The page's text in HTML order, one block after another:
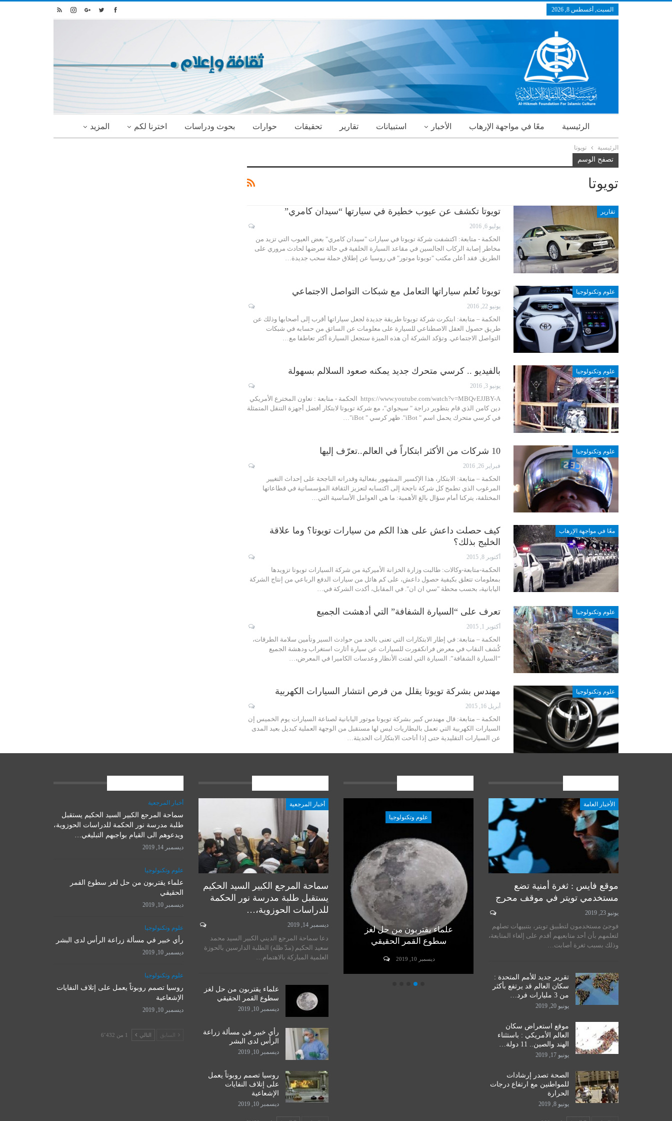
السبت, أغسطس 8, 2026
الرئيسية معًا في مواجهة الإرهاب الأخبار استبيانات تقارير تحقيقات حوارات بحوث ودراسات اخترنا لكم المزيد
الرئيسية تويوتا
تصفح الوسم
تويوتا
تقارير تويوتا تكشف عن عيوب خطيرة في سيارتها “سيدان كامري”
يوليو 6, 2016
الحكمة - متابعة: اكتشفت شركة تويوتا في سيارات "سيدان كامري" بعض العيوب التي تزيد من
مخاطر إصابة الركاب الجالسين في مقاعد السيارة الخلفية في حالة تعرضها لحادث مروري على
الطريق. فقد أعلن مكتب "تويوتا موتور" في روسيا عن إطلاق حملة سحب جديدة…
علوم وتكنولوجيا تويوتا تُعلم سياراتها التعامل مع شبكات التواصل الاجتماعي
يونيو 22, 2016
الحكمة – متابعة: ابتكرت شركة تويوتا طريقة جديدة لجعل سياراتها أقرب إلى أصحابها وذلك عن
طريق حصول العقل الاصطناعي للسيارة على معلومات عن السائق من حسابه في شبكات
التواصل الاجتماعي. وتؤكد الشركة أن هذه الميزة ستجعل السيارة أكثر تعاطفا مع…
علوم وتكنولوجيا بالفيديو .. كرسي متحرك جديد يمكنه صعود السلالم بسهولة
يونيو 3, 2016
https://www.youtube.com/watch?v=MBQvEJJBY-A الحكمة - متابعة : تعاون المخترع الأمريكي
دين كامن الذي قام بتطوير دراجة " سيجواي"، مع شركة تويوتا لابتكار أفضل أجهزة التنقل المتمثلة
في كرسي متحرك يحمل اسم " iBot". ظهر كرسي " iBot"…
علوم وتكنولوجيا 10 شركات من الأكثر ابتكاراً في العالم..تعرّف إليها
فبراير 26, 2016
الحكمة – متابعة: الابتكار، هذا الإكسير المشهور بفعالية وقدراته الناجحة على إحداث التغيير
المرغوب الذي تطمح كل شركة ناجحة إلى اكتسابه لتعزيز الثقافة المؤسساتية في قطاعاتها
المختلفة، يتركنا أمام سؤال بالغ الأهمية: ما هي العوامل الأساسية التي…
معًا في مواجهة الإرهاب
كيف حصلت داعش على هذا الكم من سيارات تويوتا؟ وما علاقة
الخليج بذلك؟
أكتوبر 8, 2015
الحكمة-متابعة-وكالات: طالبت وزارة الخزانة الأميركية من شركة السيارات تويوتا تزويدها
بمعلومات تتعلق بكيفية حصول داعش، على كم هائل من سيارات الدفع الرباعي من إنتاج الشركة
اليابانية، بحسب محطة "سي ان ان". في المقابل، أكدت الشركة في…
علوم وتكنولوجيا تعرف على “السيارة الشفافة” التي أدهشت الجميع
أكتوبر 1, 2015
الحكمة – متابعة: في إطار الابتكارات التي تعنى بالحد من حوادث السير وتأمين سلامة الطرقات،
كُشف النقاب في معرض فرانكفورت للسيارات عن سيارة أثارت استغراب ودهشة الجميع
“السيارة الشفافة”. السيارة التي لفتت الأنظار وعدسات الكاميرا في المعرض،…
علوم وتكنولوجيا مهندس بشركة تويوتا يقلل من فرص انتشار السيارات الكهربية
أبريل 16, 2015
الحكمة – متابعة: قال مهندس كبير بشركة تويوتا موتور اليابانية لصناعة السيارات يوم الخميس إن
السيارات الكهربية التي تعمل بالبطاريات ليس لها مستقبل من الوجهة العملية كبديل بعيد المدى
عن السيارات التقليدية حتى إذا أتاحت الابتكارات الحديثة…
الأخبار العامة
موقع فايس : ثغرة أمنية تضع
مستخدمي تويتر في موقف محرج
يونيو 23, 2019
فوجئ مستخدمون لتطبيق تويتر، بتنبيهات تصلهم
لتعلمهم بأن أحد متابعيهم أقدم على إلغاء المتابعة،
وذلك بسبب ثغرة أصابت…
تقرير جديد للأمم المتحدة :
سكان العالم قد يرتفع بأكثر
من 3 مليارات فرد…
يونيو 20, 2019
موقع استعراض سكان
العالم الأمريكي : باستثناء
الهند والصين.. 11 دولة…
يونيو 17, 2019
الصحة تصدر إرشادات
للمواطنين مع ارتفاع درجات
الحرارة
يونيو 8, 2019
أخبار المرجعية
سماحة المرجع الكبير السيد
الحكيم يستقبل طلبة مدرسة نور
الحكمة للدراسات الحوزوية،…
علوم وتكنولوجيا
علماء يقتربون من حل لغز
سطوع القمر الحقيقي
ديسمبر 10, 2019
رأي خبير في مسألة زراعة
الرأس لدى البشر
ديسمبر 10, 2019
علوم وتكنولوجيا
روسيا تصمم روبوتاً يعمل على
إتلاف النفايات الإشعاعية
أخبار المرجعية
سماحة المرجع الكبير السيد الحكيم
يستقبل طلبة مدرسة نور الحكمة
للدراسات الحوزوية،…
ديسمبر 14, 2019
دعا سماحة المرجع الديني الكبير السيد محمد
سعيد الحكيم (مدّ ظله) الطلبة الدارسين بالحوزة
العلمية المباركة بالاهتمام…
علماء يقتربون من حل لغز
سطوع القمر الحقيقي
ديسمبر 10, 2019
رأي خبير في مسألة زراعة
الرأس لدى البشر
ديسمبر 10, 2019
روسيا تصمم روبوتاً يعمل
على إتلاف النفايات
الإشعاعية
ديسمبر 10, 2019
أخبار المرجعية
سماحة المرجع الكبير السيد الحكيم يستقبل
طلبة مدرسة نور الحكمة للدراسات الحوزوية،
ويدعوهم الى القيام بواجبهم التبليغي…
ديسمبر 14, 2019
علوم وتكنولوجيا
علماء يقتربون من حل لغز سطوع القمر
الحقيقي
ديسمبر 10, 2019
علوم وتكنولوجيا
رأي خبير في مسألة زراعة الرأس لدى البشر
ديسمبر 10, 2019
علوم وتكنولوجيا
روسيا تصمم روبوتاً يعمل على إتلاف النفايات
الإشعاعية
ديسمبر 10, 2019
السابق التالي 1 من 6٬432